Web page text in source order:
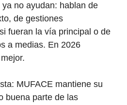
no ayudan: hablan de
de gestiones
fueran la vía principal o de
a medias. En 2026
MUFACE mantiene su
buena parte de las